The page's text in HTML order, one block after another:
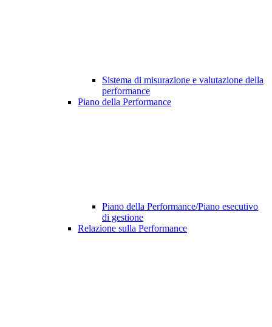
Sistema di misurazione e valutazione della
performance
Piano della Performance
Piano della Performance/Piano esecutivo
di gestione
Relazione sulla Performance